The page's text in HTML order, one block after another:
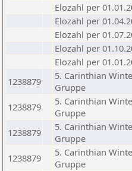
Elozahl per
Elozahl per
Elozahl per
Elozahl per
Elozahl per
1238879
5. Carinthian
Gruppe
1238879
5. Carinthian
Gruppe
1238879
5. Carinthian
Gruppe
1238879
5. Carinthian
Gruppe